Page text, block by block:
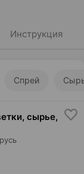
Инструкция
Спрей
сырье,